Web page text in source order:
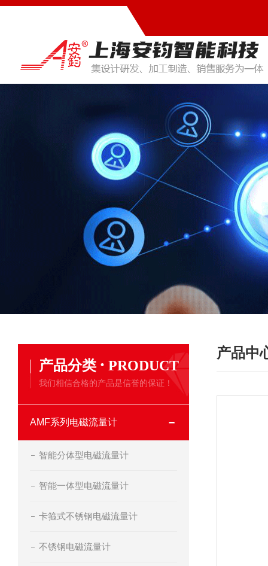
产品分类 · PRODUCT
我们相信合格的产品是信誉的保证！
AMF系列电磁流量计
智能分体型电磁流量计
智能一体型电磁流量计
卡箍式不锈钢电磁流量计
不锈钢电磁流量计
产品中